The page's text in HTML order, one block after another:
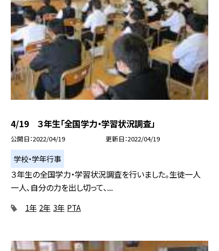
4/19 ３年生「全国学力・学習状況調査」
公開日 2022/04/19 更新日 2022/04/19
学校・学年行事
３年生の全国学力・学習状況調査を行いました。生徒一人
一人、自分の力を出し切って、...
1年 2年 3年 PTA